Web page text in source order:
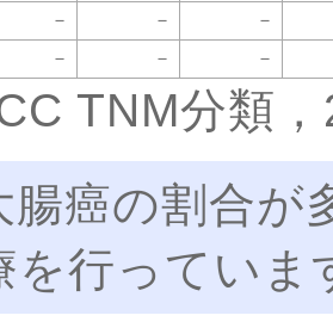
－ － －
－ － －
TNM分類
腸癌の割合が
を行っていま